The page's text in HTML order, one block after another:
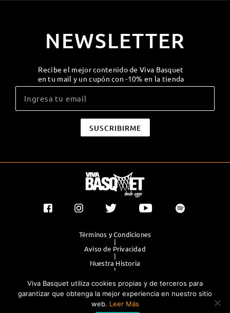
NEWSLETTER
Recibe el mejor contenido de Viva Basquet
en tu mail y un cupón con -10% en la tienda
Términos y Condiciones
|
Aviso de Privacidad
|
Nuestra Historia
|
|
Publicidad
Viva Basquet utiliza cookies propias y de terceros para
garantizar que obtenga la mejor experiencia en nuestro sitio
web. Leer Más